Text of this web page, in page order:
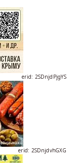
erid: 2SDnjdPjgYS
erid: 2SDnjdvhGXG